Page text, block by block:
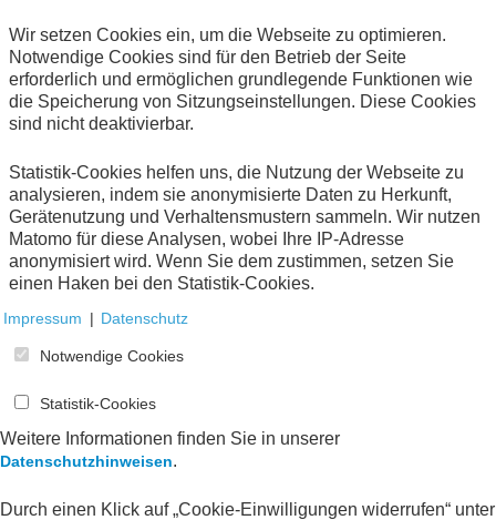
und Gesellschaft in Deutschland
Vereinfachung bürokratischer Prozesse,
insbesondere auch die Einbindung von
Ausländerämtern in die Unterstützungssysteme
Ausbau mehrsprachiger Informations- und
und Videos
Erleichterung des Zugangs zu Finanzierungen
Stärkung lokaler Gründungsökosysteme
Inklusivere Kommunikation durch
zielgruppengerechte Sprache
Verbesserung der sozialen Absicherung für
Selbständige
Verwaltung und Finanzsektor
„Selbstständigkeit“ in der Gesellschaft, Angebote
zum Thema „Gründung als Chance“ bereits in
Wir setzen Cookies ein, um die Webseite zu optimieren.
Notwendige Cookies sind für den Betrieb der Seite
erforderlich und ermöglichen grundlegende Funktionen wie
die Speicherung von Sitzungseinstellungen. Diese Cookies
sind nicht deaktivierbar.
Statistik-Cookies helfen uns, die Nutzung der Webseite zu
analysieren, indem sie anonymisierte Daten zu Herkunft,
Gerätenutzung und Verhaltensmustern sammeln. Wir nutzen
Matomo für diese Analysen, wobei Ihre IP-Adresse
anonymisiert wird. Wenn Sie dem zustimmen, setzen Sie
einen Haken bei den Statistik-Cookies.
Impressum | Datenschutz
Notwendige Cookies
Statistik-Cookies
Weitere Informationen finden Sie in unserer
Datenschutzhinweisen.
Durch einen Klick auf „Cookie-Einwilligungen widerrufen“ unter